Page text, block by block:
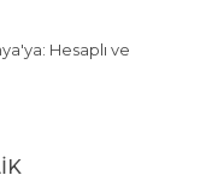
Hesaplı ve